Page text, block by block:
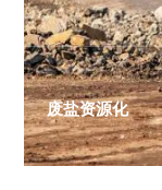
废盐资源化